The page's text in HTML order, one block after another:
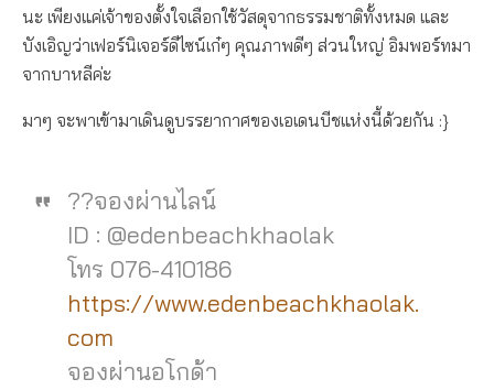
นะ เพียงแค่เจ้าของตั้งใจเลือกใช้วัสดุจากธรรมชาติทั้งหมด และ
บังเอิญว่าเฟอร์นิเจอร์ดีไซน์เก๋ๆ คุณภาพดีๆ ส่วนใหญ่ อิมพอร์ทมา
จากบาหลีค่ะ
มาๆ จะพาเข้ามาเดินดูบรรยากาศของเอเดนบีชแห่งนี้ด้วยกัน :}
??จองผ่านไลน์
ID : @edenbeachkhaolak
โทร 076-410186
https://www.edenbeachkhaolak.
com
จองผ่านอโกด้า